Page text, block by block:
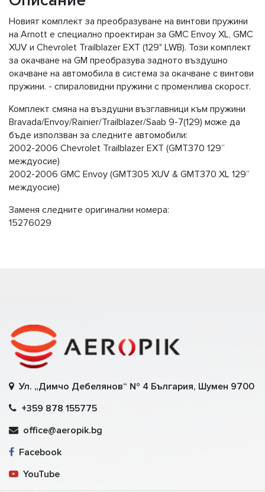
Новият комплект за преобразуване на винтови пружини
на Arnott е специално проектиран за GMC Envoy XL, GMC
XUV и Chevrolet Trailblazer EXT (129" LWB). Този комплект
за окачване на GM преобразува задното въздушно
окачване на автомобила в система за окачване с винтови
пружини. - спираловидни пружини с променлива скорост.
Комплект смяна на въздушни възглавници към пружини
Bravada/Envoy/Rainier/Trailblazer/Saab 9-7(129) може да
бъде използван за следните автомобили:
2002-2006 Chevrolet Trailblazer EXT (GMT370 129”
междуосие)
2002-2006 GMC Envoy (GMT305 XUV & GMT370 XL 129”
междуосие)
Заменя следните оригинални номера:
15276029
Ул. „Димчо Дебелянов“ № 4 България, Шумен 9700
+359 878 155775
office@aeropik.bg
Facebook
YouTube